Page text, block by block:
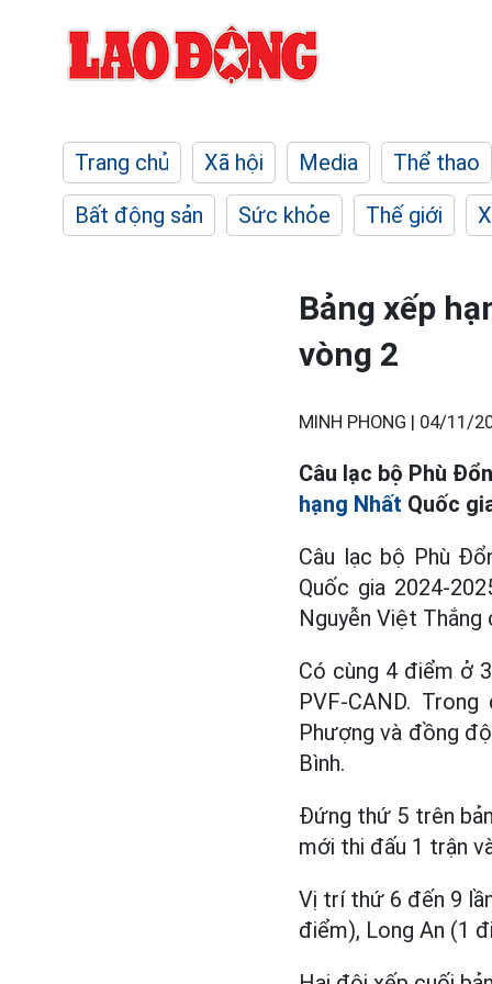
Trang chủ Xã hội Media
Thể thao
Bất động sản
Sức khỏe Thế giới
Bảng xếp
vòng 2
MINH PHONG | 04/11/
Câu lạc bộ Phù
hạng Nhất Quốc
Câu lạc bộ Phù
Quốc gia 2024-
Nguyễn Việt
Có cùng 4 điểm ở
PVF-CAND.
Phượng và đồng
Bình.
Đứng thứ 5 trên
mới thi đấu 1 trận
Vị trí thứ 6 đến 9
điểm), Long An (1